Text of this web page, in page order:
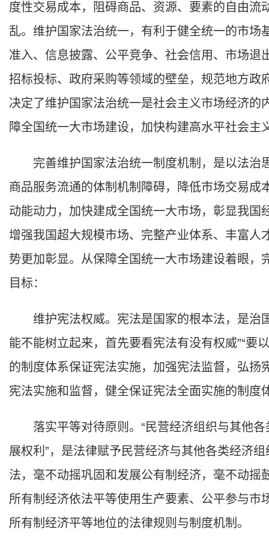
度性交易成本，阻碍商品、资源、要素的自由
乱。维护国家法治统一，有利于健全统一的市
准入、信息披露、公平竞争、社会信用、市场
招标投标、政府采购等领域的壁垒，规范地方
决定了维护国家法治统一是社会主义市场经济
障全国统一大市场建设，加快构建高水平社会主
完善维护国家法治统一制度机制，是以法治
商品服务流通的体制机制障碍，降低市场交易
动能动力，加快建成全国统一大市场，彰显我
增强我国超大规模市场、完整产业体系、丰富
势更加彰显。从保障全国统一大市场建设着眼
目标：
维护宪法权威。宪法是国家的根本法，是治
能不能树立起来，首先要看宪法有没有权威”“要
的制度体系保证宪法实施，加强宪法监督，弘扬
宪法实施和监督，健全保证宪法全面实施的制
落实平等对待原则。“民营经济组织与其他各
展权利”，是法律赋予民营经济与其他各类经济
法，毫不动摇巩固和发展公有制经济，毫不动
所有制经济依法平等使用生产要素、公平参与
所有制经济平等地位的法律规则与制度机制。